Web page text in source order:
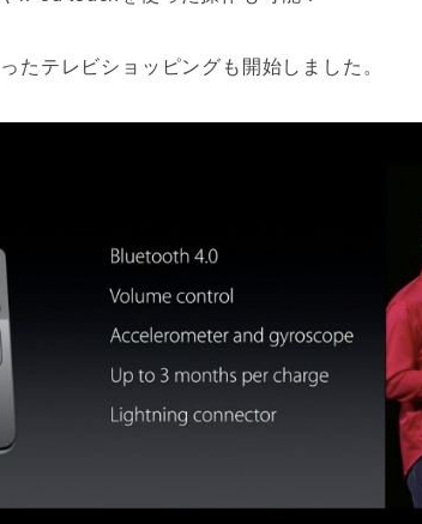
たテレビショッピングも開始しました。